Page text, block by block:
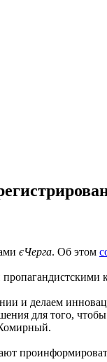
єЧерга. Об этом
и делаем
для того,